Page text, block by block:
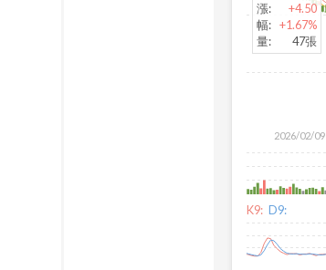
2026/02/09
漲:
+4.50
幅: +1.67%
量: 47張
K9: D9: